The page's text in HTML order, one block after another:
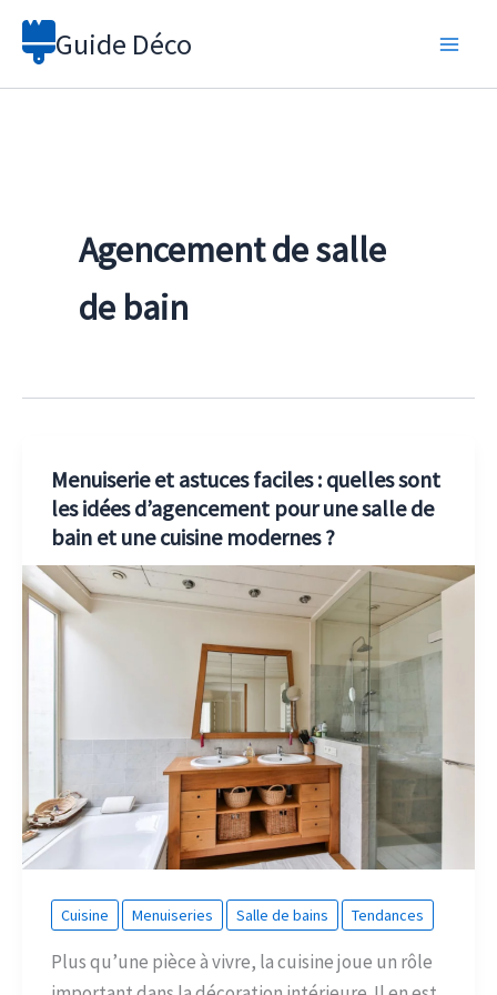
Aller
Guide Déco
Agencement de salle
de bain
Menuiserie et astuces faciles : quelles sont
les idées d’agencement pour une salle de
bain et une cuisine modernes ?
Cuisine Menuiseries Salle de bains Tendances
Plus qu’une pièce à vivre, la cuisine joue un rôle